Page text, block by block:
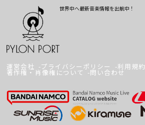
世界中へ最新音楽情報を出航中！
運営会社 プライバシーポリシー 利用規約
著作権・肖像権について 問い合わせ